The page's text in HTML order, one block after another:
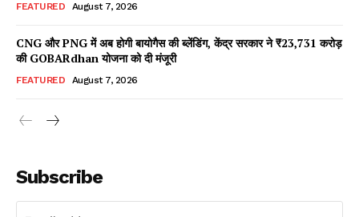
Read Latest News on AIN
NEWS 1 App
FEATURED August 7, 2026
CNG और PNG में अब होगी बायोगैस की ब्लेंडिंग, केंद्र सरकार ने ₹23,731 करोड़
की GOBARdhan योजना को दी मंजूरी
FEATURED August 7, 2026
Subscribe